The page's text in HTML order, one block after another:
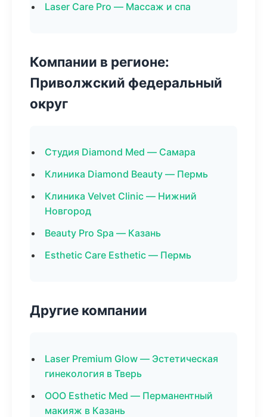
Laser Care Pro — Массаж и спа
Компании в регионе:
Приволжский федеральный
округ
Студия Diamond Med — Самара
Клиника Diamond Beauty — Пермь
Клиника Velvet Clinic — Нижний
Новгород
Beauty Pro Spa — Казань
Esthetic Care Esthetic — Пермь
Другие компании
Laser Premium Glow — Эстетическая
гинекология в Тверь
ООО Esthetic Med — Перманентный
макияж в Казань